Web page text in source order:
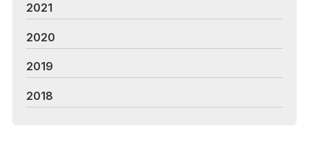
2021
2020
2019
2018